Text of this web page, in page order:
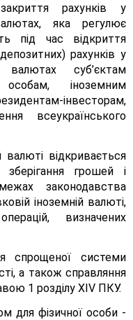
рахунків у
яка регулює
під час відкриття
рахунків у
валютах суб’єктам
особам, іноземним
інвесторам,
всеукраїнського
відкривається
зберігання грошей і
законодавства
іноземній валюті,
визначених
спрощеної системи
а також справляння
1 розділу XIV ПКУ.
для фізичної особи -